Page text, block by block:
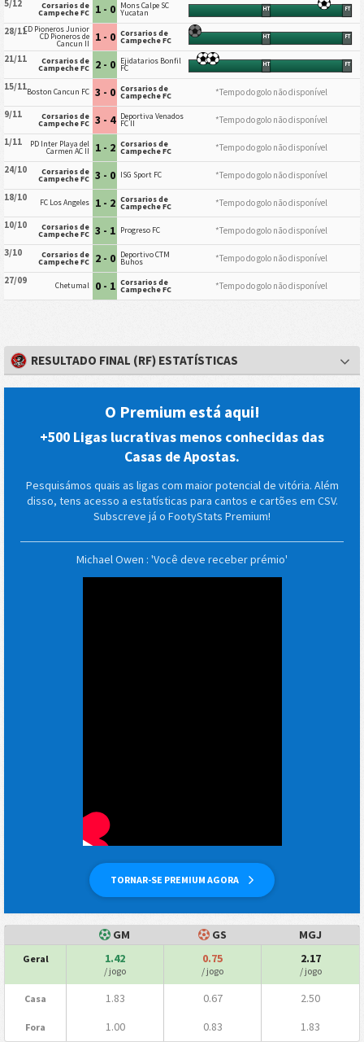
5/12 Corsarios de
Campeche FC 1 - 0 Mons Calpe SC
Yucatan HT FT
28/11CD Pioneros Junior
CD Pioneros de
Cancun II 1 - 0 Corsarios de
Campeche FC HT FT
21/11 Corsarios de
Campeche FC 2 - 0 Ejidatarios Bonfil
FC HT FT
15/11Boston Cancun FC 3 - 0 Corsarios de
Campeche FC
*Tempo do golo não disponível
9/11
Corsarios de
Campeche FC 3 - 4 Deportiva Venados
FC II
*Tempo do golo não disponível
1/11
PD Inter Playa del
Carmen AC II 1 - 2 Corsarios de
Campeche FC
*Tempo do golo não disponível
24/10
Corsarios de
Campeche FC 3 - 0 ISG Sport FC
*Tempo do golo não disponível
18/10
FC Los Angeles 1 - 2 Corsarios de
Campeche FC
*Tempo do golo não disponível
10/10
Corsarios de
Campeche FC 3 - 1 Progreso FC
*Tempo do golo não disponível
3/10
Corsarios de
Campeche FC 2 - 0 Deportivo CTM
Buhos
*Tempo do golo não disponível
27/09
Chetumal 0 - 1 Corsarios de
Campeche FC *Tempo do golo não disponível
RESULTADO FINAL (RF) ESTATÍSTICAS
O Premium está aqui!
+500 Ligas lucrativas menos conhecidas das
Casas de Apostas.
Pesquisámos quais as ligas com maior potencial de vitória. Além
disso, tens acesso a estatísticas para cantos e cartões em CSV.
Subscreve já o FootyStats Premium!
TORNAR-SE PREMIUM AGORA
Michael Owen : 'Você deve receber prémio'
GM GS MGJ
Geral 1.42
/ jogo
0.75
/ jogo
2.17
/ jogo
Casa 1.83 0.67 2.50
Fora 1.00 0.83 1.83